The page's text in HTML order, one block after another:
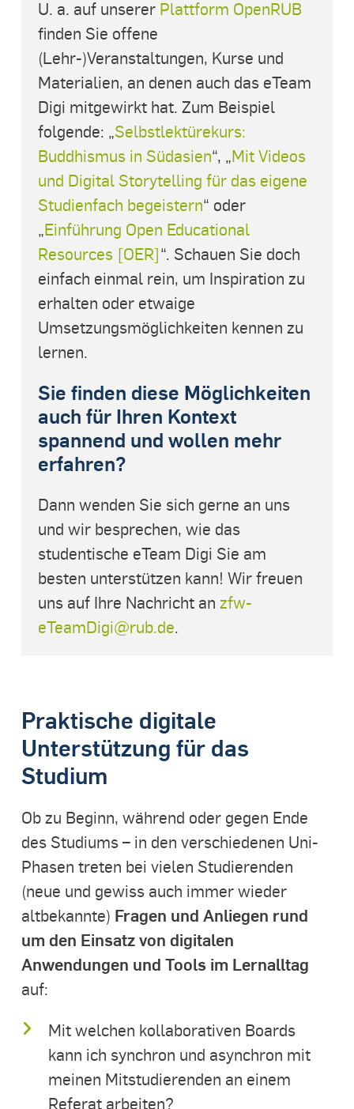
U. a. auf unserer Plattform OpenRUB
finden Sie offene
(Lehr-)Veranstaltungen, Kurse und
Materialien, an denen auch das eTeam
Digi mitgewirkt hat. Zum Beispiel
folgende: „Selbstlektürekurs:
Buddhismus in Südasien“, „Mit Videos
und Digital Storytelling für das eigene
Studienfach begeistern“ oder
„Einführung Open Educational
Resources [OER]“. Schauen Sie doch
einfach einmal rein, um Inspiration zu
erhalten oder etwaige
Umsetzungsmöglichkeiten kennen zu
lernen.
Sie finden diese Möglichkeiten
auch für Ihren Kontext
spannend und wollen mehr
erfahren?
Dann wenden Sie sich gerne an uns
und wir besprechen, wie das
studentische eTeam Digi Sie am
besten unterstützen kann! Wir freuen
uns auf Ihre Nachricht an zfw-
eTeamDigi@rub.de.
Praktische digitale
Unterstützung für das
Studium
Ob zu Beginn, während oder gegen Ende
des Studiums – in den verschiedenen Uni-
Phasen treten bei vielen Studierenden
(neue und gewiss auch immer wieder
altbekannte) Fragen und Anliegen rund
um den Einsatz von digitalen
Anwendungen und Tools im Lernalltag
auf:
Mit welchen kollaborativen Boards
kann ich synchron und asynchron mit
meinen Mitstudierenden an einem
Referat arbeiten?